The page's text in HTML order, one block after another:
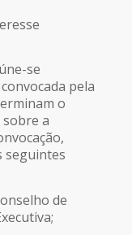
se
pela
o
a
seguintes
de